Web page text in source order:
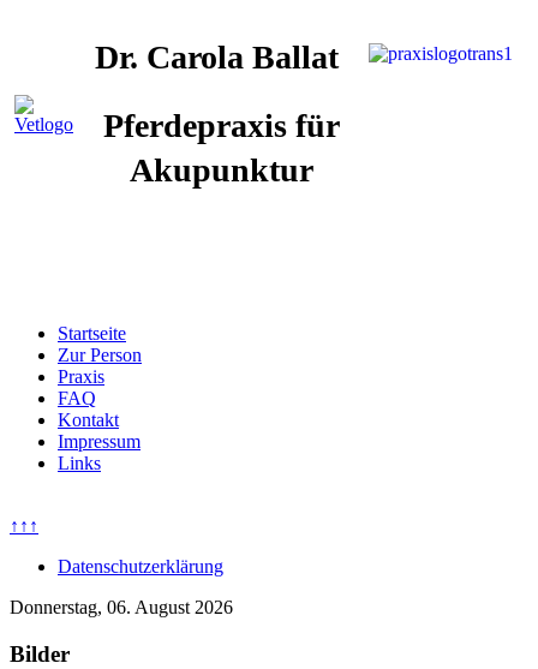
Dr. Carola Ballat
Pferdepraxis für
Akupunktur
Startseite
Zur Person
Praxis
FAQ
Kontakt
Impressum
Links
↑↑↑
Datenschutzerklärung
Donnerstag, 06. August 2026
Bilder